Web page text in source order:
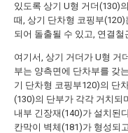
있도록 상기 U형 거더(130)
때, 상기 단차형 코핑부
되어 돌출될 수 있고, 연결
여기서, 상기 거더가 U형 거
부는 양측면에 단차부를 갖
기 단차형 코핑부120)의 단
(130)의 단부가 각각 거치되
내부 긴장재(140)가 설치된
칸막이 벽체(181)가 형성되